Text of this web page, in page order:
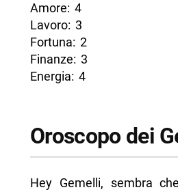
Amore: 4
Lavoro: 3
Fortuna: 2
Finanze: 3
Energia: 4
Oroscopo dei
Hey Gemelli, sembra